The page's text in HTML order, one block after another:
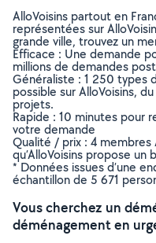
AlloVoisins partout en
représentées sur
grande ville, trouvez un
Efficace : Une demande
millions de demandes
Généraliste : 1 250 types
possible sur AlloVoisins,
projets.
Rapide : 10 minutes pour
votre demande
Qualité / prix : 4 membres
qu’AlloVoisins propose
* Données issues d’une
échantillon de 5 671
Vous cherchez un
déménagement en